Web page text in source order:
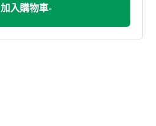
加入購物車-